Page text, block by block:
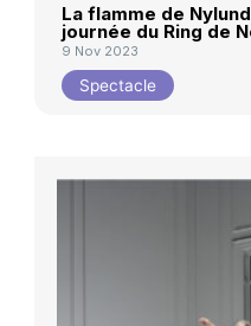
La flamme de
journée du Ring de
9 Nov 2023
Spectacle